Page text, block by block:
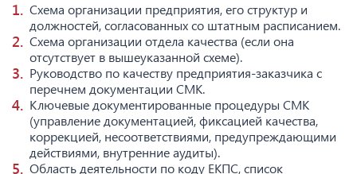
Схема организации предприятия, его структур и
должностей, согласованных со штатным расписанием.
Схема организации отдела качества (если она
отсутствует в вышеуказанной схеме).
Руководство по качеству предприятия-заказчика с
перечнем документации СМК.
Ключевые документированные процедуры СМК
(управление документацией, фиксацией качества,
коррекцией, несоответствиями, предупреждающими
действиями, внутренние аудиты).
Область деятельности по коду ЕКПС, список